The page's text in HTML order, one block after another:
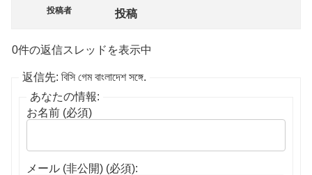
投稿者 投稿
0件の返信スレッドを表示中
返信先: বিসি গেম বাংলাদেশ সঙ্গে.
あなたの情報:
お名前 (必須)
メール (非公開) (必須):